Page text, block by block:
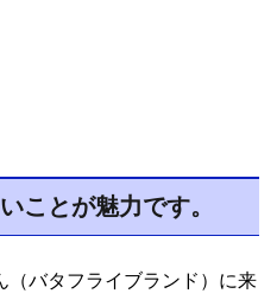
ことが魅力です。
（バタフライブランド）に来